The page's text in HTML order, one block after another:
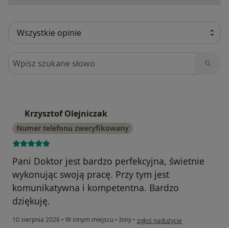
Szukaj w opiniach
Krzysztof Olejniczak
Numer telefonu zweryfikowany
Pani Doktor jest bardzo perfekcyjna, świetnie
wykonując swoją pracę. Przy tym jest
komunikatywna i kompetentna. Bardzo
dziękuję.
10 sierpnia 2026 • W innym miejscu • Inny • w opinii użytkownika Krzysztof
zgłoś nadużycie